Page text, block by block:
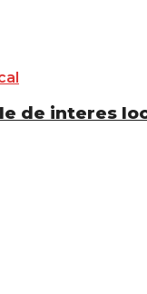
de interes